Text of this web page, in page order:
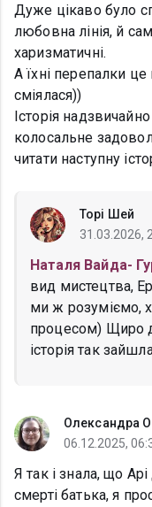
Дуже цікаво було
любовна лінія, й
харизматичні.
А їхні перепалки
сміялася))
Історія
колосальне
читати наступну
Торі Шей
31.03.2026,
Наталя Вайда-
вид мистецтва,
ми ж розуміємо,
процесом) Щиро
історія так
Олександра
06.12.2025,
Я так і знала, що
смерті батька, я